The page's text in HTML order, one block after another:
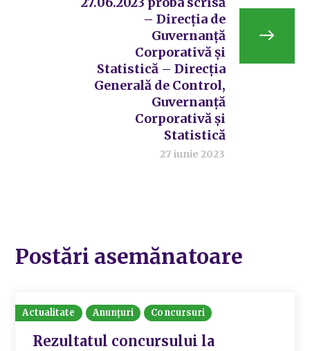
– Direcția de
Guvernanță
Corporativă și
Statistică – Direcția
Generală de Control,
Guvernanță
Corporativă și
Statistică
27 iunie 2023
Postări asemănatoare
Actualitate Anunțuri Concursuri
Rezultatul concursului la